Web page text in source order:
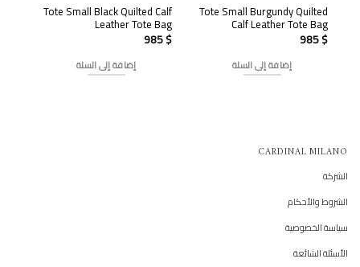
Tote Small Burgundy Quilted
Calf Leather Tote Bag
985$
إضافة إلى السلة
Tote Small Black Quilted Calf
Leather Tote Bag
985$
إضافة إلى السلة
CARDINAL MILANO
الشركة
الشروط والأحكام
سياسة الخصوصية
الأسئلة الشائعة